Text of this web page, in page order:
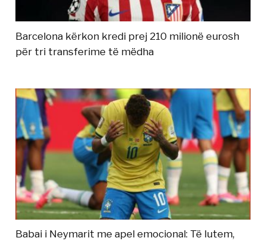
Barcelona kërkon kredi prej 210 milionë eurosh
për tri transferime të mëdha
Babai i Neymarit me apel emocional: Të lutem,